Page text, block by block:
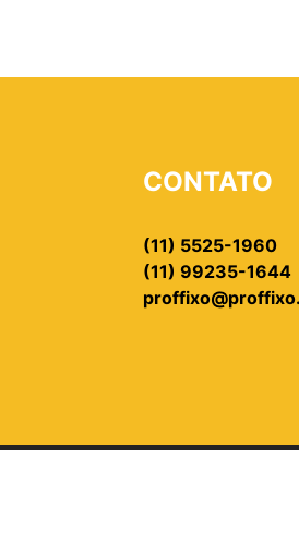
CONTATO
(11) 5525-1960
(11) 99235-1644